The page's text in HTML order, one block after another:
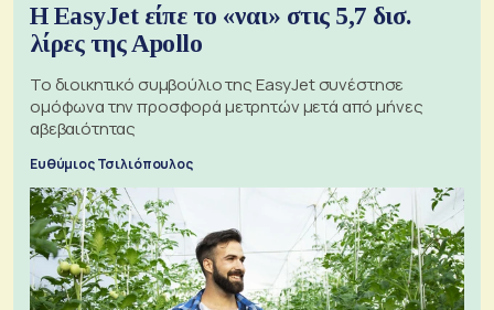
Η EasyJet είπε το «ναι» στις 5,7 δισ.
λίρες της Apollo
Το διοικητικό συμβούλιο της EasyJet συνέστησε
ομόφωνα την προσφορά μετρητών μετά από μήνες
αβεβαιότητας
Ευθύμιος Τσιλιόπουλος